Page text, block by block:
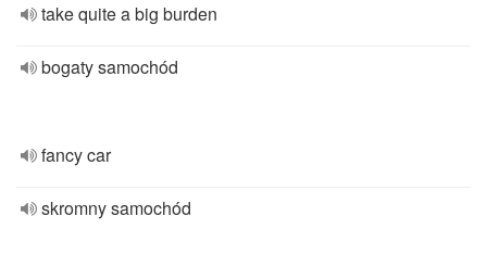
take quite a big burden
bogaty samochód
fancy car
skromny samochód